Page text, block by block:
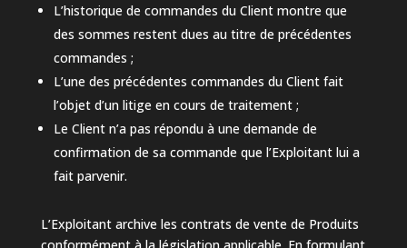
L’historique de commandes du Client montre que
des sommes restent dues au titre de précédentes
commandes ;
L’une des précédentes commandes du Client fait
l’objet d’un litige en cours de traitement ;
Le Client n’a pas répondu à une demande de
confirmation de sa commande que l’Exploitant lui a
fait parvenir.
L’Exploitant archive les contrats de vente de Produits